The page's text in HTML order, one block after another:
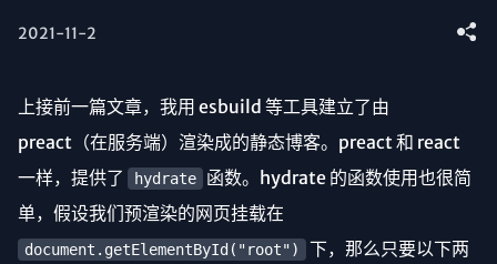
2021-11-2
上接前一篇文章，我用 esbuild 等工具建立了由
preact（在服务端）渲染成的静态博客。preact 和 react
一样，提供了
hydrate
函数。hydrate 的函数使用也很简
单，假设我们预渲染的网页挂载在
document.getElementById("root")
下，那么只要以下两